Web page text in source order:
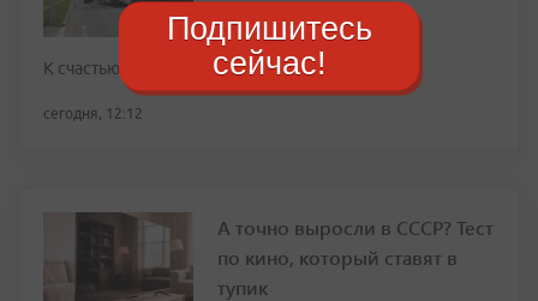
К счастью, пострадавших нет
сегодня, 12:12
А точно выросли в СССР? Тест
по кино, который ставят в
тупик
Подпишитесь
сейчас!